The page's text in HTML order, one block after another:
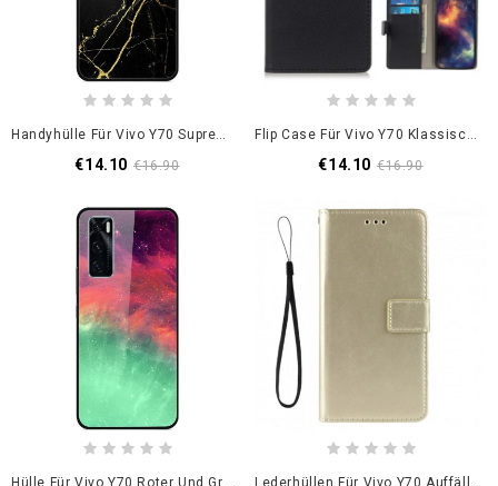
Handyhülle Für Vivo Y70 Supreme Marble Gehärtetes Glas
€14.10 €16.90
Flip Case Für Vivo Y70 Klassischer Ledereffekt
€14.10 €16.90
Hülle Für Vivo Y70 Roter Und Grüner Himmel Lederhüllen Für Vivo Y70 Auffälliges Kunstleder